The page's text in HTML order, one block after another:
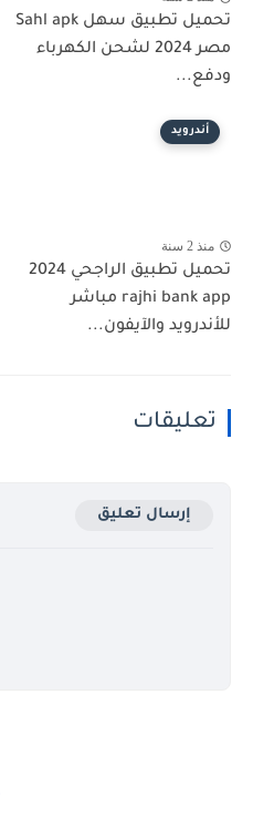
تحميل تطبيق سهل Sahl apk
مصر 2024 لشحن الكهرباء
ودفع...
أندرويد
منذ 2 سنة
تحميل تطبيق الراجحي 2024
rajhi bank app مباشر
للأندرويد والآيفون...
تعليقات
إرسال تعليق